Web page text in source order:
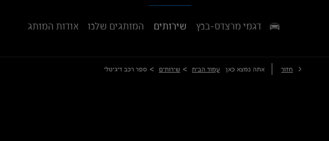
דגמי מרצדס-בנץ שירותים המותגים שלנו אודות המותג
חזור אתה נמצא כאן עמוד הבית > שירותים > ספר רכב דיגיטלי